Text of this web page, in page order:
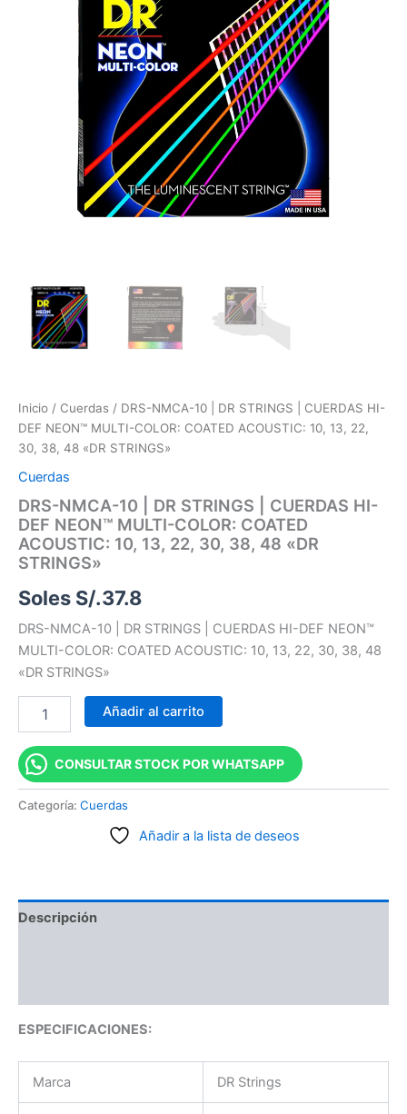
Inicio / Cuerdas / DRS-NMCA-10 | DR STRINGS | CUERDAS HI-
DEF NEON™ MULTI-COLOR: COATED ACOUSTIC: 10, 13, 22,
30, 38, 48 «DR STRINGS»
Cuerdas
DRS-NMCA-10 | DR STRINGS | CUERDAS HI-
DEF NEON™ MULTI-COLOR: COATED
ACOUSTIC: 10, 13, 22, 30, 38, 48 «DR
STRINGS»
Soles S/.37.8
DRS-NMCA-10 | DR STRINGS | CUERDAS HI-DEF NEON™
MULTI-COLOR: COATED ACOUSTIC: 10, 13, 22, 30, 38, 48
«DR STRINGS»
ACOUSTIC:
STRINGS"
cantidad
Añadir al carrito
CONSULTAR STOCK POR WHATSAPP
Categoría: Cuerdas
Añadir a la lista de deseos
Descripción
ESPECIFICACIONES:
Marca DR Strings